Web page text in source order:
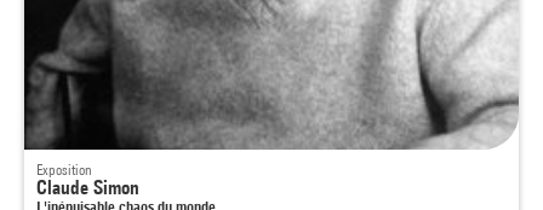
Exposition
Claude Simon